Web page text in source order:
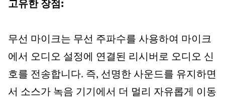
고유한 장점:
무선 마이크는 무선 주파수를 사용하여 마이크
에서 오디오 설정에 연결된 리시버로 오디오 신
호를 전송합니다. 즉, 선명한 사운드를 유지하면
서 소스가 녹음 기기에서 더 멀리 자유롭게 이동